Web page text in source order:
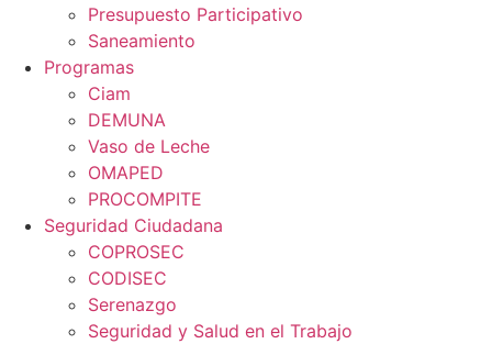
Presupuesto Participativo
Saneamiento
Programas
Ciam
DEMUNA
Vaso de Leche
OMAPED
PROCOMPITE
Seguridad Ciudadana
COPROSEC
CODISEC
Serenazgo
Seguridad y Salud en el Trabajo